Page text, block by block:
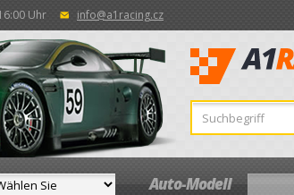
Uhr info@a1racing.cz
Auto-Modell